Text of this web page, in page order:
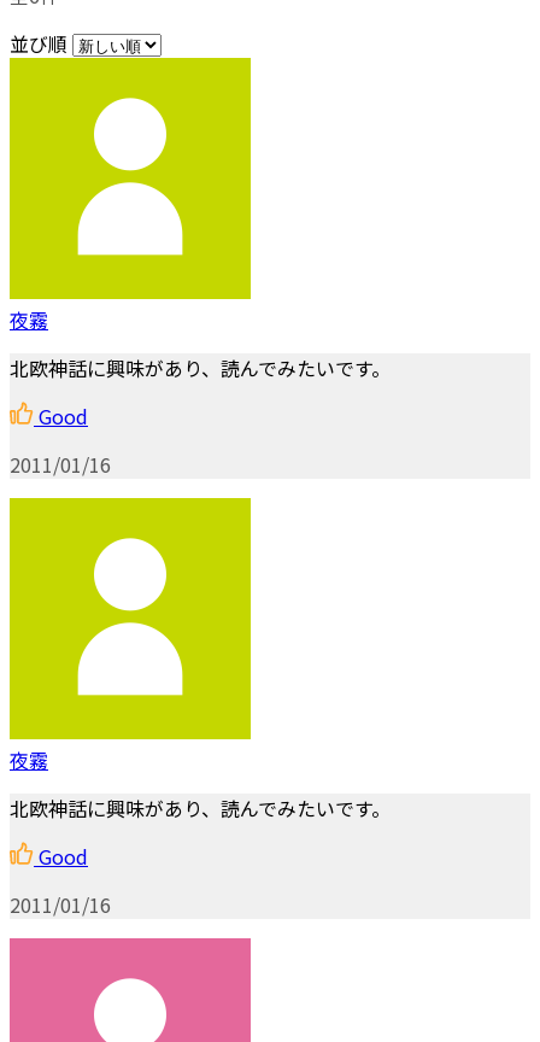
並び順
夜霧
北欧神話に興味があり、読んでみたいです。
Good
2011/01/16
夜霧
北欧神話に興味があり、読んでみたいです。
Good
2011/01/16